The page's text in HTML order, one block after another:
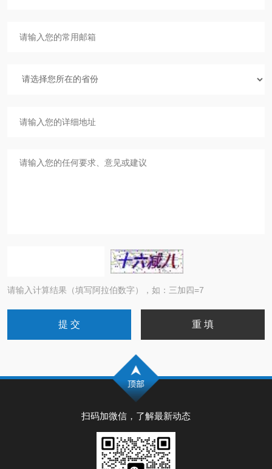
请输入计算结果（填写阿拉伯数字），如：三加四=7
扫码加微信，了解最新动态